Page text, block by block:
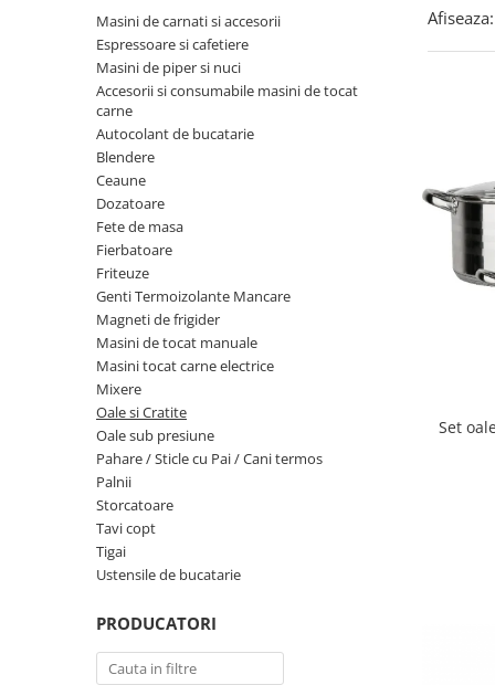
Piese de schimb vehicule electrice
Scutere electrice
Scutere pe benzina
Tricicluri cargo fara permis
Tricicluri persoane
Trotinete electrice
Biciclete, trotinete, triciclete
Biciclete electrice
Motoburghie si accesorii
Accesorii motoburghie
Motoburghie
Drujbe, fierastraie electrice
Drujbe pe benzina
Drujbe cu acumulator
Consumabile drujbe, fierastraie
Drujbe electrice
Mori cereale si batoze porumb
Batoze - mori desfacat porumb
Masini de carnati si accesorii
Espressoare si cafetiere
Masini de piper si nuci
Accesorii si consumabile masini de tocat
carne
Autocolant de bucatarie
Blendere
Ceaune
Dozatoare
Fete de masa
Fierbatoare
Friteuze
Genti Termoizolante Mancare
Magneti de frigider
Masini de tocat manuale
Masini tocat carne electrice
Mixere
Oale si Cratite
Oale sub presiune
Pahare / Sticle cu Pai / Cani termos
Palnii
Storcatoare
Tavi copt
Tigai
Ustensile de bucatarie
PRODUCATORI
Afiseaza:
Set